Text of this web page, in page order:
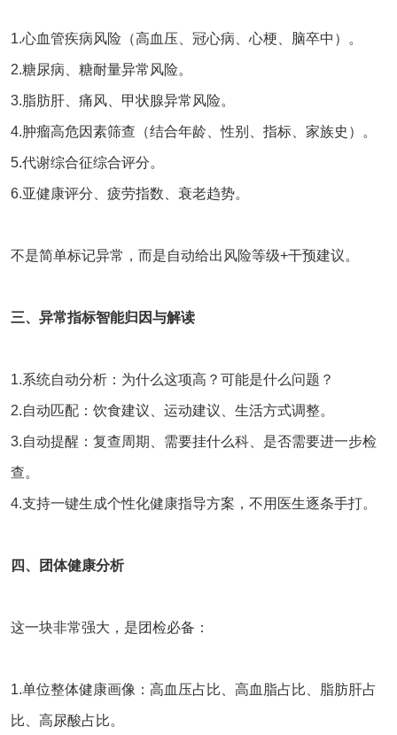
1.心血管疾病风险（高血压、冠心病、心梗、脑卒中）。
2.糖尿病、糖耐量异常风险。
3.脂肪肝、痛风、甲状腺异常风险。
4.肿瘤高危因素筛查（结合年龄、性别、指标、家族史）。
5.代谢综合征综合评分。
6.亚健康评分、疲劳指数、衰老趋势。
不是简单标记异常，而是自动给出风险等级+干预建议。
三、异常指标智能归因与解读
1.系统自动分析：为什么这项高？可能是什么问题？
2.自动匹配：饮食建议、运动建议、生活方式调整。
3.自动提醒：复查周期、需要挂什么科、是否需要进一步检
查。
4.支持一键生成个性化健康指导方案，不用医生逐条手打。
四、团体健康分析
这一块非常强大，是团检必备：
1.单位整体健康画像：高血压占比、高血脂占比、脂肪肝占
比、高尿酸占比。